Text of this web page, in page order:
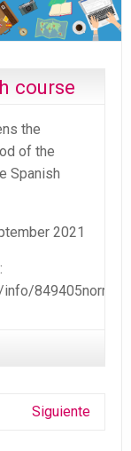
course
the
of the
Spanish
2021
Siguiente